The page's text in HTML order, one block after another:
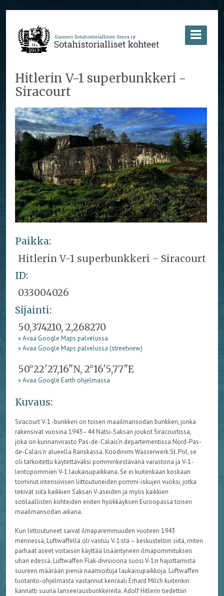
Hitlerin V-1 superbunkkeri -
Siracourt
Paikka:
Hitlerin V-1 superbunkkeri - Siracourt
ID:
033004026
Sijainti:
50,374210, 2,268270
» Avaa Google Maps palvelussa
» Avaa Google Maps palvelussa (streetview)
50°22'27,16"N, 2°16'5,77"E
» Avaa Google Earth ohjelmassa
Kuvaus:
SiracourtV-1 -bunkkeri on toisen maailmansodan bunkkeri, jonka
rakensivat vuosina 1943–44 Natsi-Saksan joukotSiracourtissa,
joka on kunnanvirasto Pas-de-Calais'n departementissa Nord-Pas-
de-Calais'n alueella Ranskassa. Koodinimi WasserwerkSt. Pol, se
oli tarkoitettu käytettäväksi pomminkestävänä varastona ja V-1-
lentopommien V-1 laukaisupaikkana. Se ei kuitenkaan koskaan
toiminut intensiivisen liittoutuneiden pommi-iskujen vuoksi, jotka
tekivät siitä kaikkien Saksan V-aseiden ja myös kaikkien
sotilaallisten kohteiden eniten hyökkäyksen Euroopassa toisen
maailmansodan aikana.
Kun liittoutuneet saivat ilmaparemmuuden vuoteen 1943
mennessä, Luftwaffellä oli vastuu V-1:stä – keskusteltiin siitä, miten
parhaat aseet voitaisiin käyttää lisääntyneen ilmapommituksen
uhan edessä. Luftwaffen Flak-divisioona suosi V-1:n hajottamista
suureen määrään pieniä naamioituja laukaisupaikkoja. Luftwaffen
tuotanto-ohjelmasta vastannut kenraali Erhard Milch kuitenkin
kannatti suuria lanseerausbunkkereita. Adolf Hitlerin tiedettiin